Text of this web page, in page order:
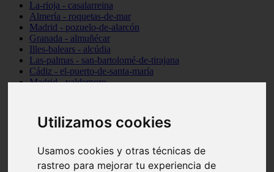
Utilizamos cookies
Usamos cookies y otras técnicas de
rastreo para mejorar tu experiencia de
La-rioja - casalarreina
Almería - roquetas-de-mar
Madrid - pozuelo-de-alarcón
Granada - almuñécar
Illes-balears - alcúdia
Las-palmas - san-bartolomé-de-tirajana
Cádiz - el-puerto-de-santa-maría
Madrid - valdemoro
Cantabria - suances
Sevilla - bormujos
Málaga - júzcar
Huesca - alquézar